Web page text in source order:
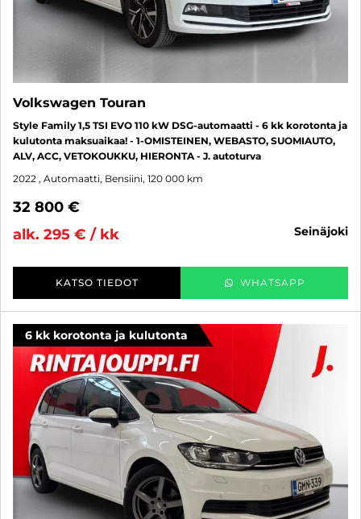
Volkswagen Touran
Style Family 1,5 TSI EVO 110 kW DSG-automaatti - 6 kk korotonta ja
kulutonta maksuaikaa! - 1-OMISTEINEN, WEBASTO, SUOMIAUTO,
ALV, ACC, VETOKOUKKU, HIERONTA - J. autoturva
2022 , Automaatti, Bensiini, 120 000 km
32 800 €
alk. 295 € / kk
seinäjoki
KATSO TIEDOT WHATSAPP
6 kk korotonta ja kulutonta